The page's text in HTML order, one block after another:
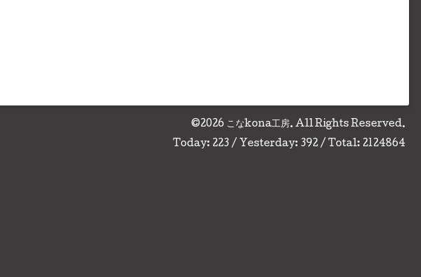
©2026 こなkona工房. All Rights Reserved.
Today: 223 / Yesterday: 392 / Total: 2124864